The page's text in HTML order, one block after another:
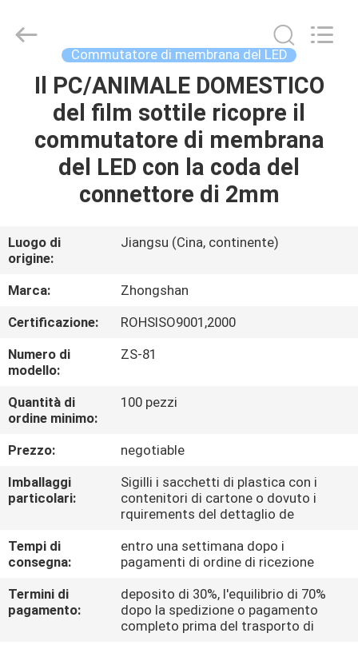
CASA
PRODOTTI
CIRCA
NOI
GIRO
DELLA
FABBRICA
CONTROLLO
DI
QUALITÀ
CONTATTICI
RICHIEDA
UNA
Membrane
Switch
Commutatore di membrana del LED
Il PC/ANIMALE DOMESTICO
del film sottile ricopre il
commutatore di membrana
del LED con la coda del
connettore di 2mm
Luogo di
origine:
Jiangsu (Cina, continente)
Marca:
Zhongshan
Certificazione:
ROHSISO9001,2000
Numero di
modello:
ZS-81
Quantità di
ordine minimo:
100 pezzi
Prezzo:
negotiable
Imballaggi
particolari:
Sigilli i sacchetti di plastica con i
contenitori di cartone o dovuto i
rquirements del dettaglio de
Tempi di
consegna:
entro una settimana dopo i
pagamenti di ordine di ricezione
Termini di
pagamento:
deposito di 30%, l'equilibrio di 70%
dopo la spedizione o pagamento
completo prima del trasporto di